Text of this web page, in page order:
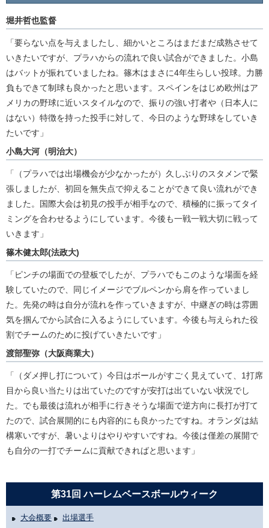
堀井哲也監督
「要らない点を与えましたし、細かいところはまだまだ成熟させて
いきたいですが、プラハからの流れで良い試合ができました。小島
はバットが振れていましたね。篠木はまさに4年生らしい投球。力勝
負もできて制球も良かったと思います。スペインをはじめ欧州はア
メリカの野球に近いスタイルなので、振りの強い打者や（日本人に
はない）特徴を持った投手に対して、今日のような野球をしていき
たいです」
小島大河（明治大）
「（プラハでは出場機会が少なかったが）久しぶりのスタメンで緊
張しましたが、初回を無失点で抑えることができて良い流れができ
ました。国際大会は初見の投手が相手なので、積極的に振ってタイ
ミングを合わせるようにしています。今後も一戦一戦大切に戦って
いきます」
篠木健太郎(法政大)
「ピンチの場面での登板でしたが、プラハでもこのような場面を経
験していたので、同じイメージでブルペンから肩を作っていまし
た。先発の時は自分が流れを作っていきますが、中継ぎの時は雰囲
気を掴んでから試合に入るようにしています。今後も与えられた役
割でチームのために投げていきたいです」
渡部聖弥（大阪商業大）
「（ダメ押し打について）今日はボールがすごく見えていて、1打席
目から良い当たりは出ていたのですが安打は出ていない状況でし
た。でも最後は流れが相手に行きそうな場面で逆方向に長打が打て
たので、試合展開的にも内容的にも良かったですね。オランダは結
構寒いですが、暑いよりはやりやすいですね。今後は僅差の展開で
も自分の一打でチームに貢献できればと思います」
第31回 ハーレムベースボールウィーク
大会概要 出場選手